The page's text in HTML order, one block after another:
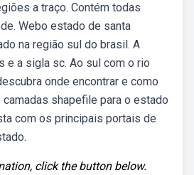
a traço. Contém todas
Webo estado de santa
na região sul do brasil. A
e a sigla sc. Ao sul com o rio
onde encontrar e como
shapefile para o estado
com os principais portais de
click the button below.